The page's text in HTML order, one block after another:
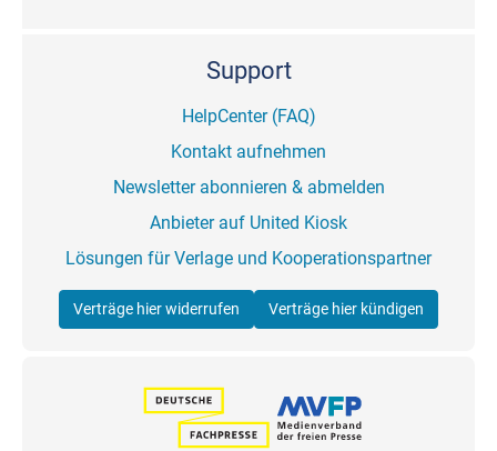
Support
HelpCenter (FAQ)
Kontakt aufnehmen
Newsletter abonnieren & abmelden
Anbieter auf United Kiosk
Lösungen für Verlage und Kooperationspartner
Verträge hier widerrufen Verträge hier kündigen